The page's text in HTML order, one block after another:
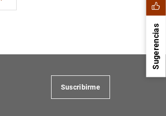
Sugerencias
Suscribirme